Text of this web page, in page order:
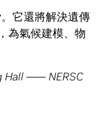
它還將解決遺傳
為氣候建模、物
Hall —— NERSC